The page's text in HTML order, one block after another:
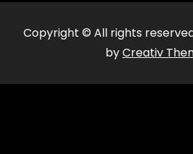
Copyright © All rights
byCreativ